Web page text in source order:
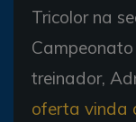
Tricolor na
treinador,
oferta vinda